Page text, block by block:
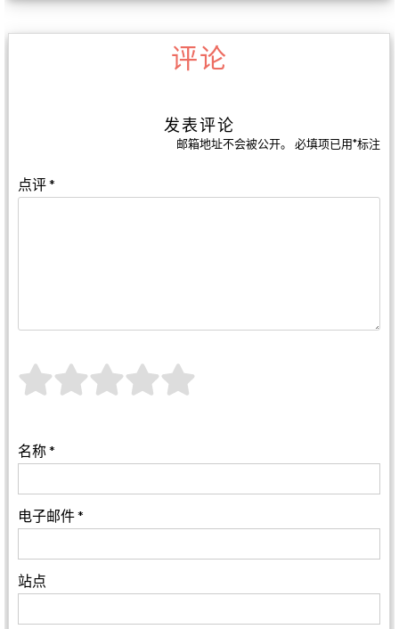
评论
发表评论
邮箱地址不会被公开。 必填项已用*标注
点评*
名称*
电子邮件*
站点